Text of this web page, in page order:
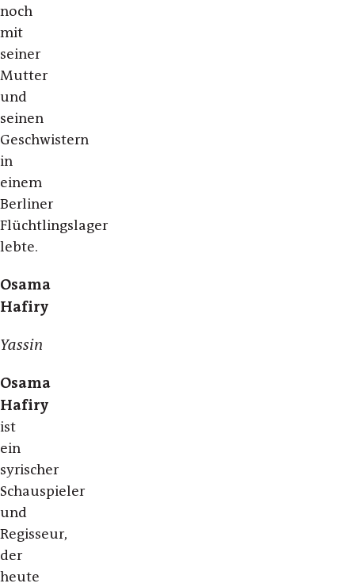
noch
mit
seiner
Mutter
und
seinen
Geschwistern
in
einem
Berliner
Flüchtlingslager
lebte.
Osama
Hafiry
Yassin
Osama
Hafiry
ist
ein
syrischer
Schauspieler
und
Regisseur,
der
heute